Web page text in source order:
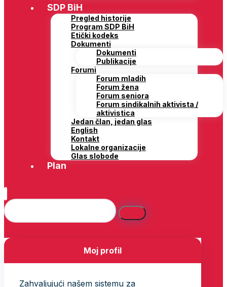
SDP BiH
Pregled historije
Program SDP BiH
Etički kodeks
Dokumenti
Dokumenti
Publikacije
Forumi
Forum mladih
Forum žena
Forum seniora
Forum sindikalnih aktivista /
aktivistica
Jedan član, jedan glas
English
Kontakt
Lokalne organizacije
Glas slobode
Plan
Moj profil
Zahvaljujući našem sistemu za